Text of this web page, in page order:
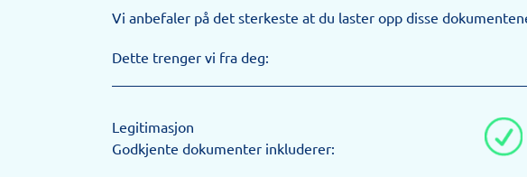
Vi anbefaler på det sterkeste at du laster opp disse
Dette trenger vi fra deg:
Legitimasjon
Godkjente dokumenter inkluderer: